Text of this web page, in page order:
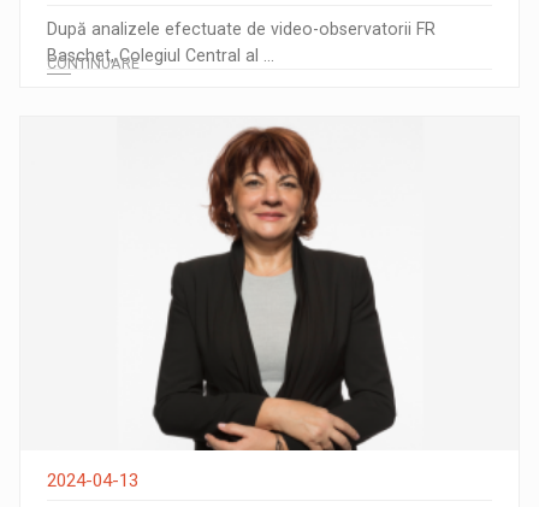
După analizele efectuate de video-observatorii FR
Baschet, Colegiul Central al ...
CONTINUARE
2024-04-13